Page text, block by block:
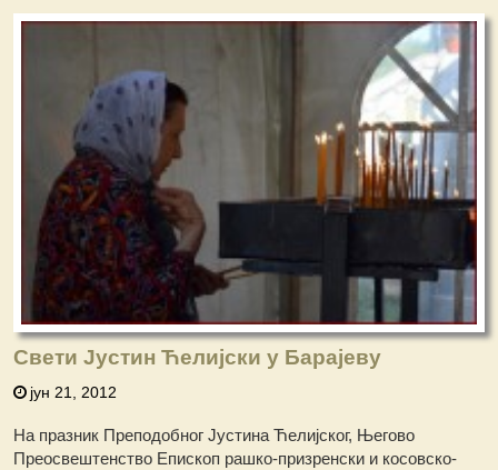
Свети Јустин Ћелијски у Барајеву
јун 21, 2012
На празник Преподобног Јустина Ћелијског, Његово
Преосвештенство Епископ рашко-призренски и косовско-